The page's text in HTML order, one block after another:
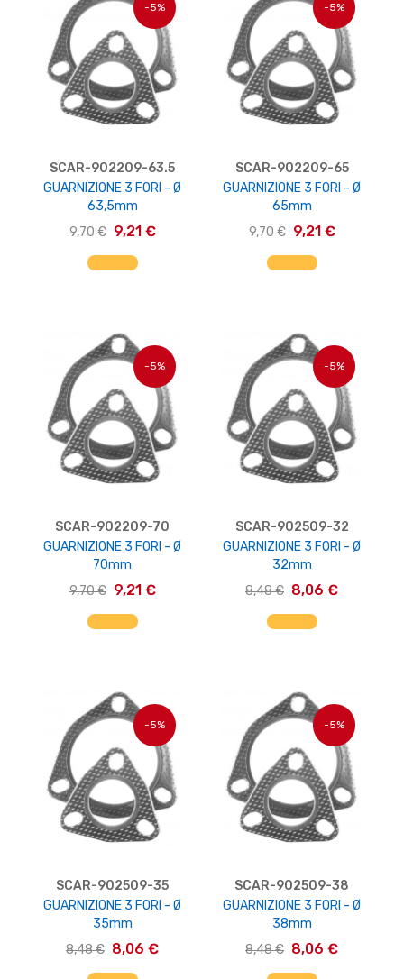
-5%
SCAR-902209-63.5
GUARNIZIONE 3 FORI - Ø
63,5mm
9,70 € 9,21 €
AGGIUNGI AL CARRELLO
-5%
SCAR-902209-65
GUARNIZIONE 3 FORI - Ø
65mm
9,70 € 9,21 €
AGGIUNGI AL CARRELLO
-5%
SCAR-902209-70
GUARNIZIONE 3 FORI - Ø
70mm
9,70 € 9,21 €
AGGIUNGI AL CARRELLO
-5%
SCAR-902509-32
GUARNIZIONE 3 FORI - Ø
32mm
8,48 € 8,06 €
AGGIUNGI AL CARRELLO
-5%
SCAR-902509-35
GUARNIZIONE 3 FORI - Ø
35mm
8,48 € 8,06 €
AGGIUNGI AL CARRELLO
-5%
SCAR-902509-38
GUARNIZIONE 3 FORI - Ø
38mm
8,48 € 8,06 €
AGGIUNGI AL CARRELLO